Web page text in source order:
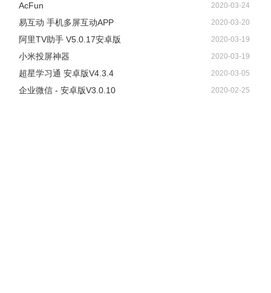
AcFun 2020-03-24
易互动 手机多屏互动APP 2020-03-20
阿里TV助手 V5.0.17安卓版 2020-03-19
小米投屏神器 2020-03-19
超星学习通 安卓版V4.3.4 2020-03-05
企业微信 - 安卓版V3.0.10 2020-02-25